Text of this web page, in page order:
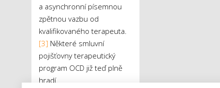
a asynchronní písemnou
zpětnou vazbu od
kvalifikovaného terapeuta.
[3] Některé smluvní
pojišťovny terapeutický
program OCD již teď plně
hradí.